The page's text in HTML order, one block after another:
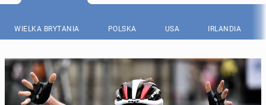
WIELKA BRYTANIA POLSKA USA IRLANDIA